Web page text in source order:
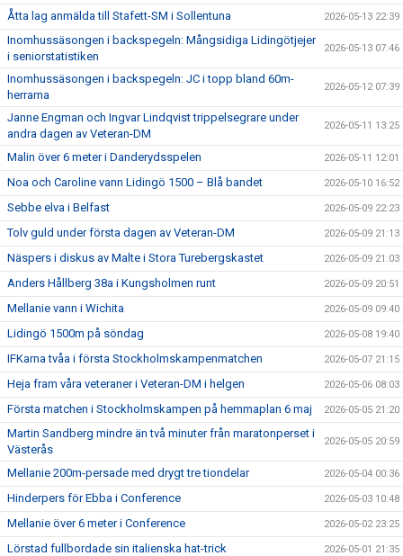
Åtta lag anmälda till Stafett-SM i Sollentuna 2026-05-13 22:39
Inomhussäsongen i backspegeln: Mångsidiga Lidingötjejer
i seniorstatistiken
2026-05-13 07:46
Inomhussäsongen i backspegeln: JC i topp bland 60m-
herrarna
2026-05-12 07:39
Janne Engman och Ingvar Lindqvist trippelsegrare under
andra dagen av Veteran-DM
2026-05-11 13:25
Malin över 6 meter i Danderydsspelen 2026-05-11 12:01
Noa och Caroline vann Lidingö 1500 – Blå bandet 2026-05-10 16:52
Sebbe elva i Belfast 2026-05-09 22:23
Tolv guld under första dagen av Veteran-DM 2026-05-09 21:13
Näspers i diskus av Malte i Stora Turebergskastet 2026-05-09 21:03
Anders Hållberg 38a i Kungsholmen runt 2026-05-09 20:51
Mellanie vann i Wichita 2026-05-09 09:40
Lidingö 1500m på söndag 2026-05-08 19:40
IFKarna tvåa i första Stockholmskampenmatchen 2026-05-07 21:15
Heja fram våra veteraner i Veteran-DM i helgen 2026-05-06 08:03
Första matchen i Stockholmskampen på hemmaplan 6 maj 2026-05-05 21:20
Martin Sandberg mindre än två minuter från maratonperset i
Västerås
2026-05-05 20:59
Mellanie 200m-persade med drygt tre tiondelar 2026-05-04 00:36
Hinderpers för Ebba i Conference 2026-05-03 10:48
Mellanie över 6 meter i Conference 2026-05-02 23:25
Lörstad fullbordade sin italienska hat-trick 2026-05-01 21:35